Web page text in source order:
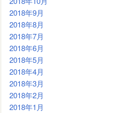
2018年9月
2018年8月
2018年7月
2018年6月
2018年5月
2018年4月
2018年3月
2018年2月
2018年1月